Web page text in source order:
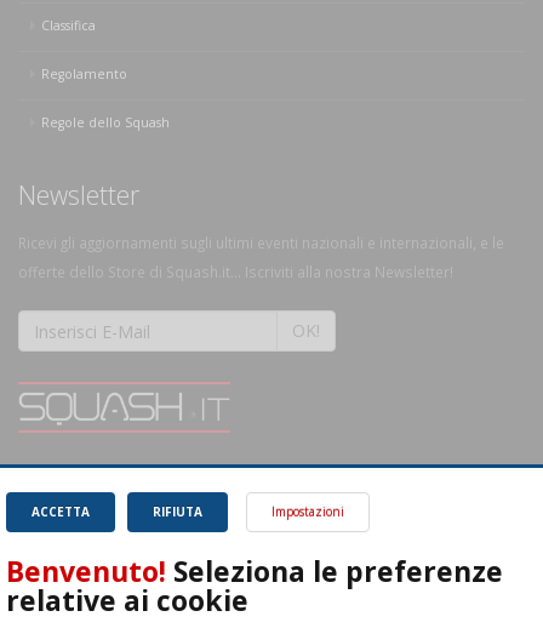
Classifica
Regolamento
Regole dello Squash
Newsletter
Ricevi gli aggiornamenti sugli ultimi eventi nazionali e internazionali, e le
offerte dello Store di Squash.it... Iscriviti alla nostra Newsletter!
OK!
magnifico sport.
Leggi
RIFIUTA
ACCETTA Impostazioni
Benvenuto! Seleziona le preferenze
relative ai cookie